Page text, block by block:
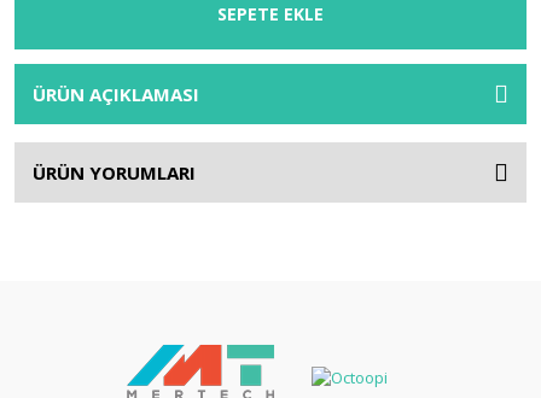
SEPETE EKLE
ÜRÜN AÇIKLAMASI
ÜRÜN YORUMLARI